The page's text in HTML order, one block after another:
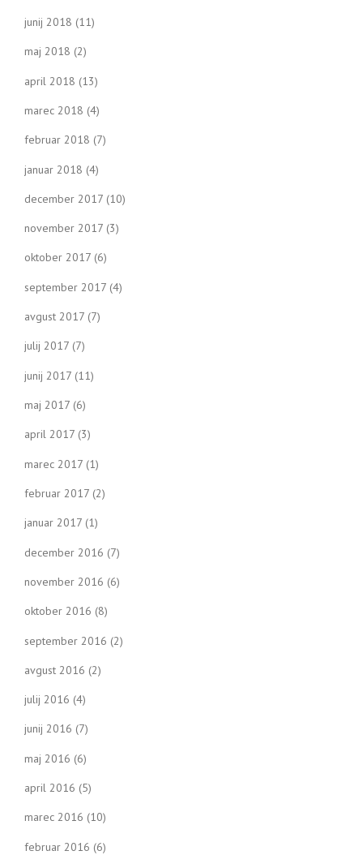
junij 2018 (11)
maj 2018 (2)
april 2018 (13)
marec 2018 (4)
februar 2018 (7)
januar 2018 (4)
december 2017 (10)
november 2017 (3)
oktober 2017 (6)
september 2017 (4)
avgust 2017 (7)
julij 2017 (7)
junij 2017 (11)
maj 2017 (6)
april 2017 (3)
marec 2017 (1)
februar 2017 (2)
januar 2017 (1)
december 2016 (7)
november 2016 (6)
oktober 2016 (8)
september 2016 (2)
avgust 2016 (2)
julij 2016 (4)
junij 2016 (7)
maj 2016 (6)
april 2016 (5)
marec 2016 (10)
februar 2016 (6)